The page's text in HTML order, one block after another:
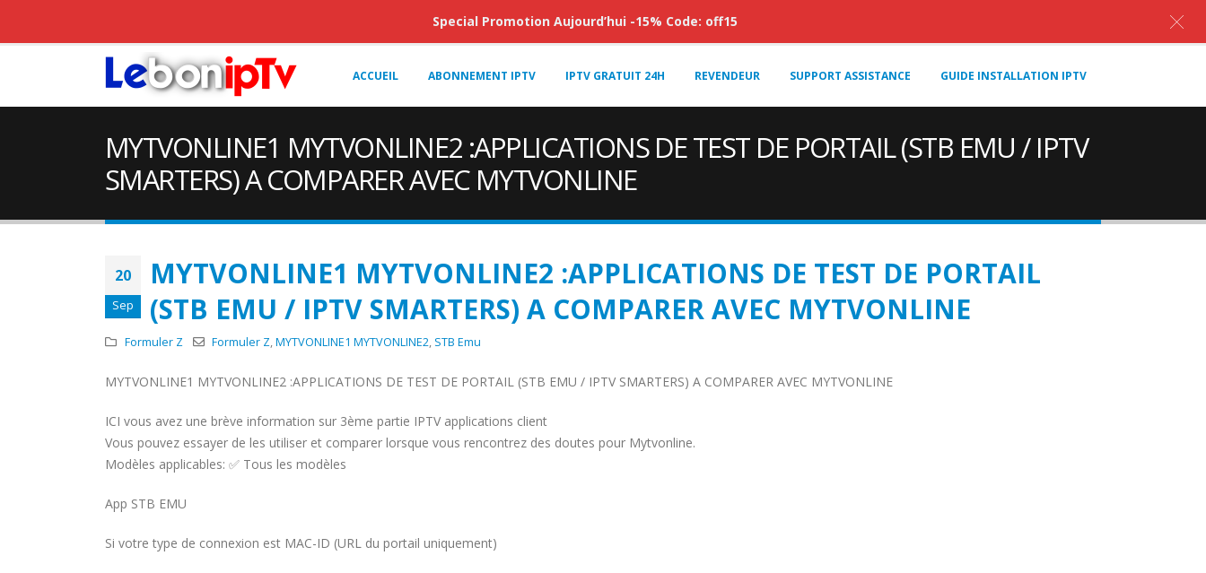
ACCUEIL ABONNEMENT IPTV IPTV GRATUIT 24H REVENDEUR SUPPORT ASSISTANCE GUIDE INSTALLATION IPTV
MYTVONLINE1 MYTVONLINE2 :APPLICATIONS DE TEST DE PORTAIL (STB EMU / IPTV
SMARTERS) A COMPARER AVEC MYTVONLINE
20
Sep
MYTVONLINE1 MYTVONLINE2 :APPLICATIONS DE TEST DE PORTAIL
(STB EMU / IPTV SMARTERS) A COMPARER AVEC MYTVONLINE
Formuler Z Formuler Z,MYTVONLINE1 MYTVONLINE2, STB Emu
MYTVONLINE1 MYTVONLINE2 :APPLICATIONS DE TEST DE PORTAIL (STB EMU / IPTV SMARTERS) A COMPARER AVEC MYTVONLINE
ICI vous avez une brève information sur 3ème partie IPTV applications client
Vous pouvez essayer de les utiliser et comparer lorsque vous rencontrez des doutes pour Mytvonline.
Modèles applicables: ✅ Tous les modèles
App STB EMU
Si votre type de connexion est MAC-ID (URL du portail uniquement)
Special Promotion Aujourd’hui -15% Code: off15